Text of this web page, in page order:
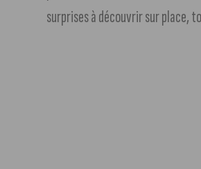
surprises à découvrir sur place,